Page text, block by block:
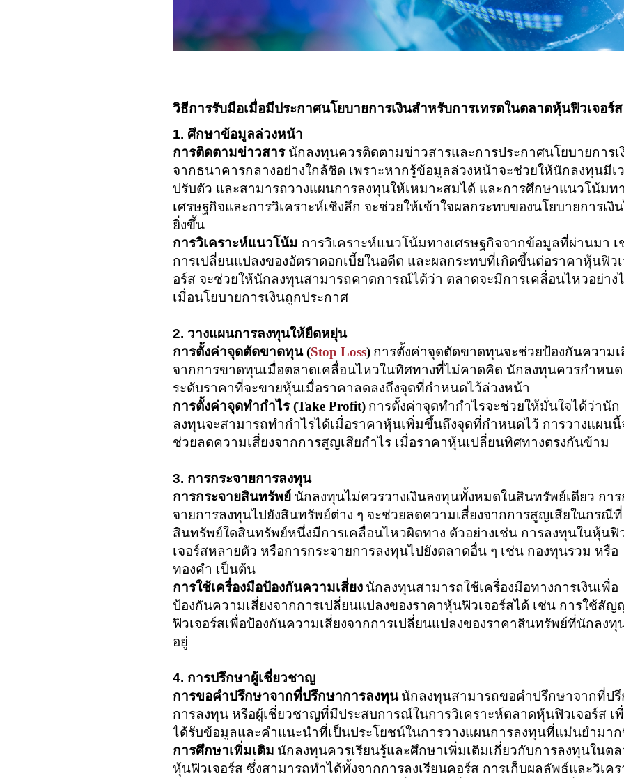
วิธีการรับมือเมื่อมีประกาศนโยบายการเงินสำหรับการเทรดในตลาดหุ้นฟิวเจอร์ส
1. ศึกษาข้อมูลล่วงหน้า
การติดตามข่าวสารนักลงทุนควรติดตามข่าวสารและการประกาศนโยบายการเ
จากธนาคารกลางอย่างใกล้ชิด เพราะหากรู้ข้อมูลล่วงหน้าจะช่วยให้นักลงทุนมีเ
ปรับตัว และสามารถวางแผนการลงทุนให้เหมาะสมได้ และการศึกษาแนวโน้มท
เศรษฐกิจและการวิเคราะห์เชิงลึก จะช่วยให้เข้าใจผลกระทบของนโยบายการเงิ
ยิ่งขึ้น
การวิเคราะห์แนวโน้ม การวิเคราะห์แนวโน้มทางเศรษฐกิจจากข้อมูลที่ผ่านมา เ
การเปลี่ยนแปลงของอัตราดอกเบี้ยในอดีต และผลกระทบที่เกิดขึ้นต่อราคาหุ้นฟิว
อร์ส จะช่วยให้นักลงทุนสามารถคาดการณ์ได้ว่า ตลาดจะมีการเคลื่อนไหวอย่าง
เมื่อนโยบายการเงินถูกประกาศ
2. วางแผนการลงทุนให้ยืดหยุ่น
การตั้งค่าจุดตัดขาดทุน (Stop Loss) การตั้งค่าจุดตัดขาดทุนจะช่วยป้องกันความเ
จากการขาดทุนเมื่อตลาดเคลื่อนไหวในทิศทางที่ไม่คาดคิด นักลงทุนควรกำหนด
ระดับราคาที่จะขายหุ้นเมื่อราคาลดลงถึงจุดที่กำหนดไว้ล่วงหน้า
การตั้งค่าจุดทำกำไร (Take Profit) การตั้งค่าจุดทำกำไรจะช่วยให้มั่นใจได้ว่านัก
ลงทุนจะสามารถทำกำไรได้เมื่อราคาหุ้นเพิ่มขึ้นถึงจุดที่กำหนดไว้ การวางแผนนี้
ช่วยลดความเสี่ยงจากการสูญเสียกำไร เมื่อราคาหุ้นเปลี่ยนทิศทางตรงกันข้าม
3. การกระจายการลงทุน
การกระจายสินทรัพย์ นักลงทุนไม่ควรวางเงินลงทุนทั้งหมดในสินทรัพย์เดียว การ
จายการลงทุนไปยังสินทรัพย์ต่าง ๆ จะช่วยลดความเสี่ยงจากการสูญเสียในกรณีที่
สินทรัพย์ใดสินทรัพย์หนึ่งมีการเคลื่อนไหวผิดทาง ตัวอย่างเช่น การลงทุนในหุ้นฟิ
เจอร์สหลายตัว หรือการกระจายการลงทุนไปยังตลาดอื่น ๆ เช่น กองทุนรวม หรือ
ทองคำ เป็นต้น
การใช้เครื่องมือป้องกันความเสี่ยง นักลงทุนสามารถใช้เครื่องมือทางการเงินเพื่อ
ป้องกันความเสี่ยงจากการเปลี่ยนแปลงของราคาหุ้นฟิวเจอร์สได้ เช่น การใช้สัญ
ฟิวเจอร์สเพื่อป้องกันความเสี่ยงจากการเปลี่ยนแปลงของราคาสินทรัพย์ที่นักลงทุ
อยู่
4. การปรึกษาผู้เชี่ยวชาญ
การขอคำปรึกษาจากที่ปรึกษาการลงทุน นักลงทุนสามารถขอคำปรึกษาจากที่ป
การลงทุน หรือผู้เชี่ยวชาญที่มีประสบการณ์ในการวิเคราะห์ตลาดหุ้นฟิวเจอร์ส เ
ได้รับข้อมูลและคำแนะนำที่เป็นประโยชน์ในการวางแผนการลงทุนที่แม่นยำมา
การศึกษาเพิ่มเติม นักลงทุนควรเรียนรู้และศึกษาเพิ่มเติมเกี่ยวกับการลงทุนในต
หุ้นฟิวเจอร์ส ซึ่งสามารถทำได้ทั้งจากการลงเรียนคอร์ส การเก็บผลลัพธ์และวิเค